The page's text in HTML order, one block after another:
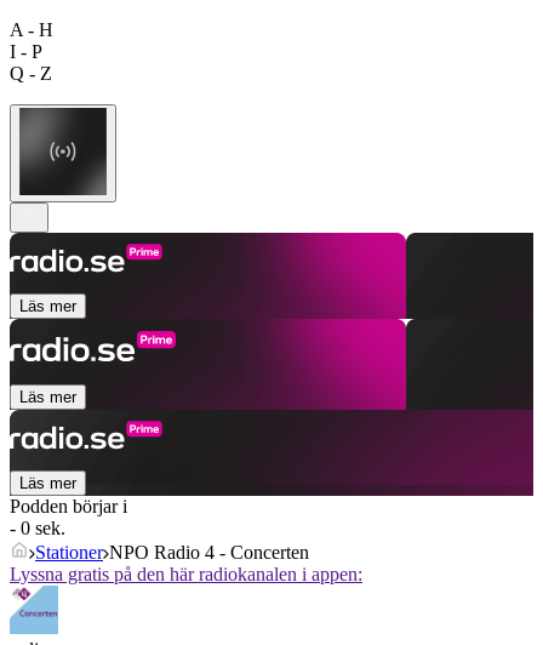
A - H
I - P
Q - Z
Läs mer
Läs mer
Läs mer
Podden börjar i
- 0 sek.
Stationer NPO Radio 4 - Concerten
Lyssna gratis på den här radiokanalen i appen: